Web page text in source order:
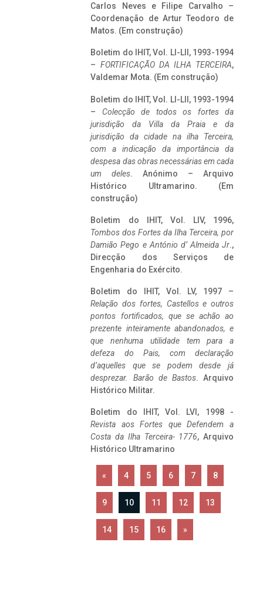
Carlos Neves e Filipe Carvalho –
Coordenação de Artur Teodoro de
Matos. (Em construção)
Boletim do IHIT, Vol. LI-LII, 1993-1994
– FORTIFICAÇÃO DA ILHA TERCEIRA,
Valdemar Mota. (Em construção)
Boletim do IHIT, Vol. LI-LII, 1993-1994
– Colecção de todos os fortes da
jurisdição da Villa da Praia e da
jurisdição da cidade na ilha Terceira,
com a indicação da importância da
despesa das obras necessárias em cada
um deles. Anónimo – Arquivo
Histórico Ultramarino. (Em
construção)
Boletim do IHIT, Vol. LIV, 1996,
Tombos dos Fortes da Ilha Terceira, por
Damião Pego e António d’ Almeida Jr.,
Direcção dos Serviços de
Engenharia do Exército.
Boletim do IHIT, Vol. LV, 1997 –
Relação dos fortes, Castellos e outros
pontos fortificados, que se achão ao
prezente inteiramente abandonados, e
que nenhuma utilidade tem para a
defeza do Pais, com declaração
d’aquelles que se podem desde já
desprezar. Barão de Bastos. Arquivo
Histórico Militar.
Boletim do IHIT, Vol. LVI, 1998 -
Revista aos Fortes que Defendem a
Costa da Ilha Terceira- 1776, Arquivo
Histórico Ultramarino
« 4 5 6 7 8
9 10 11 12 13
14 15 16 »